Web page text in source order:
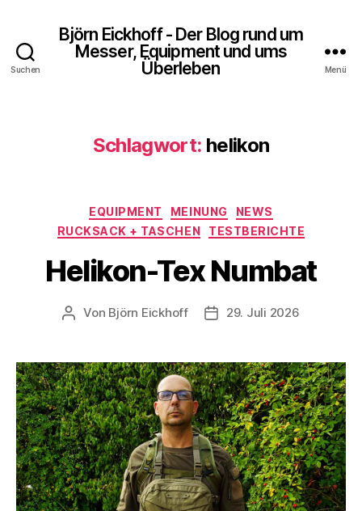
Suchen
Björn Eickhoff - Der Blog rund um
Messer, Equipment und ums
Überleben
Menü
Schlagwort: helikon
Kategorien
EQUIPMENT MEINUNG
NEWS
RUCKSACK + TASCHEN
TESTBERICHTE
Helikon-Tex Numbat
Beitragsautor
Von Björn Eickhoff Veröffentlichungsdatum
29. Juli 2026